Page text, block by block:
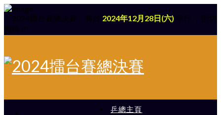
「2024擂台賽總決賽」將於 2024年12月28日(六) 舉行 ，密切
期待 !!!
乒總主頁